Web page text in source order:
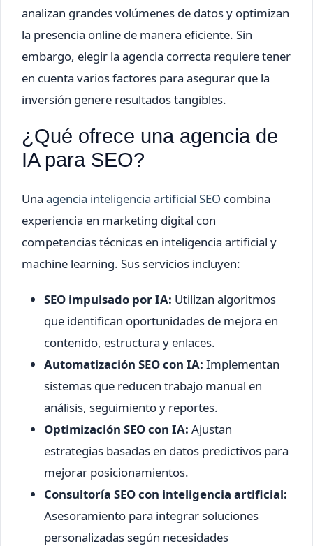
analizan grandes volúmenes de datos y optimizan
la presencia online de manera eficiente. Sin
embargo, elegir la agencia correcta requiere tener
en cuenta varios factores para asegurar que la
inversión genere resultados tangibles.
¿Qué ofrece una agencia de
IA para SEO?
Una agencia inteligencia artificial SEO combina
experiencia en marketing digital con
competencias técnicas en inteligencia artificial y
machine learning. Sus servicios incluyen:
SEO impulsado por IA: Utilizan algoritmos
que identifican oportunidades de mejora en
contenido, estructura y enlaces.
Automatización SEO con IA: Implementan
sistemas que reducen trabajo manual en
análisis, seguimiento y reportes.
Optimización SEO con IA: Ajustan
estrategias basadas en datos predictivos para
mejorar posicionamientos.
Consultoría SEO con inteligencia artificial:
Asesoramiento para integrar soluciones
personalizadas según necesidades